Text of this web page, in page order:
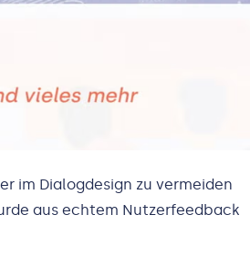
im Dialogdesign zu vermeiden
aus echtem Nutzerfeedback